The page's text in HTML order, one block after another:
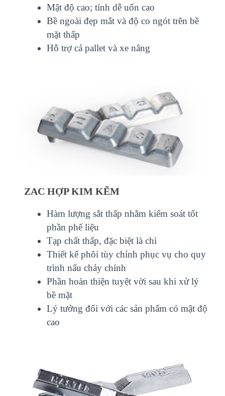
Mật độ cao; tính dễ uốn cao
Bề ngoài đẹp mắt và độ co ngót trên bề
mặt thấp
Hỗ trợ cả pallet và xe nâng
ZAC HỢP KIM KẼM
Hàm lượng sắt thấp nhằm kiểm soát tốt
phần phế liệu
Tạp chất thấp, đặc biệt là chì
Thiết kế phôi tùy chỉnh phục vụ cho quy
trình nấu chảy chính
Phần hoàn thiện tuyệt vời sau khi xử lý
bề mặt
Lý tưởng đối với các sản phẩm có mật độ
cao